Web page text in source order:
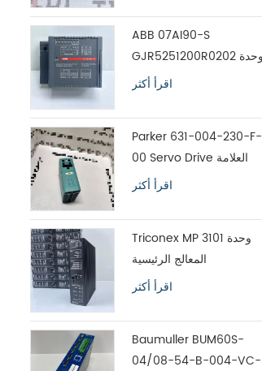
ABB 07AI90-S
GJR5251200R0202 وحدة
إدخال تحليل وحدة التحكم
اقرأ أكثر
Parker 631-004-230-F-
00 Servo Drive العلامة
التجارية الأصلية الجديدة
اقرأ أكثر
Triconex MP 3101 وحدة
المعالج الرئيسية
اقرأ أكثر
Baumuller BUM60S-
04/08-54-B-004-VC-